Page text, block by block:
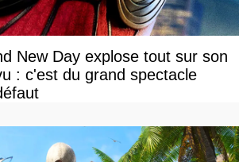
New Day explose tout sur son
: c'est du grand spectacle